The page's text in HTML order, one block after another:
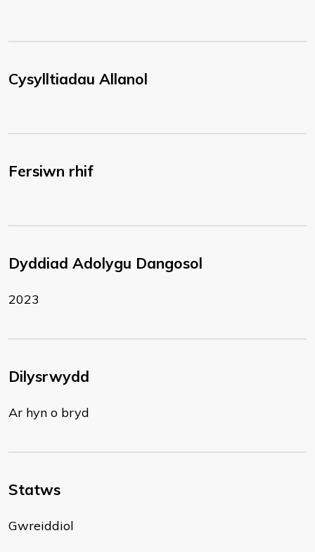
Cysylltiadau Allanol
Fersiwn rhif
Dyddiad Adolygu Dangosol
2023
Dilysrwydd
Ar hyn o bryd
Statws
Gwreiddiol